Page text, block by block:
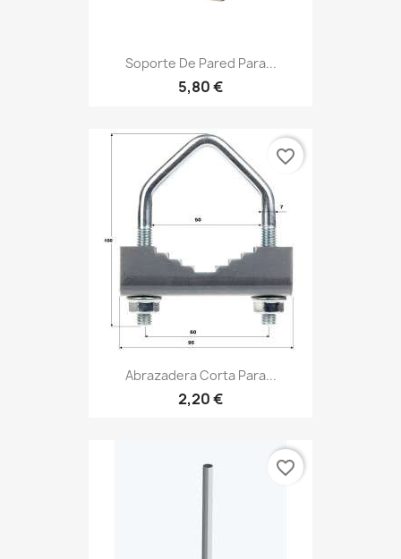
Soporte De Pared Para...
5,80 €
Abrazadera Corta Para...
2,20 €
favorite_border
favorite_border